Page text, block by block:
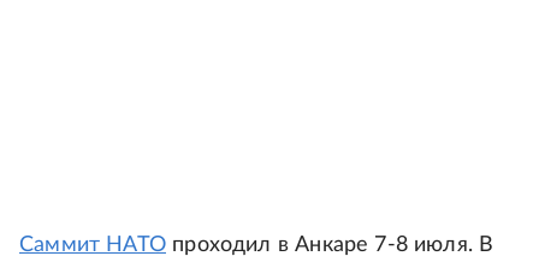
Саммит НАТОпроходил в Анкаре 7-8 июля. В